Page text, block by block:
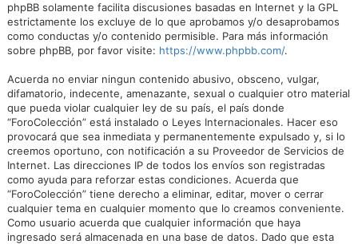
phpBB solamente facilita discusiones basadas en Internet y la GPL
estrictamente los excluye de lo que aprobamos y/o desaprobamos
como conductas y/o contenido permisible. Para más información
sobre phpBB, por favor visite: https://www.phpbb.com/.
Acuerda no enviar ningun contenido abusivo, obsceno, vulgar,
difamatorio, indecente, amenazante, sexual o cualquier otro material
que pueda violar cualquier ley de su país, el país donde
“ForoColección” está instalado o Leyes Internacionales. Hacer eso
provocará que sea inmediata y permanentemente expulsado y, si lo
creemos oportuno, con notificación a su Proveedor de Servicios de
Internet. Las direcciones IP de todos los envíos son registradas
como ayuda para reforzar estas condiciones. Acuerda que
“ForoColección” tiene derecho a eliminar, editar, mover o cerrar
cualquier tema en cualquier momento que lo creamos conveniente.
Como usuario acuerda que cualquier información que haya
ingresado será almacenada en una base de datos. Dado que esta